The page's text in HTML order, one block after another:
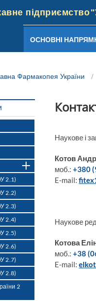
ОСНОВНІ
Фармакопея України /
Наукове і
Котов
моб.:+380
E-mail:
Наукове
Котова
моб.:+38
E-mail:
2.1)
2.2)
2.3)
2.4)
2.5)
2.6)
2.7)
2.8)
2